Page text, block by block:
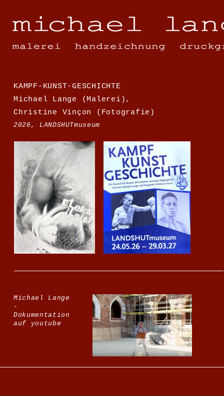
KAMPF-KUNST-GESCHICHTE
Michael Lange (Malerei),
Christine Vinçon (Fotografie)
2026, LANDSHUTmuseum
Michael Lange
-
Dokumentation
auf youtube